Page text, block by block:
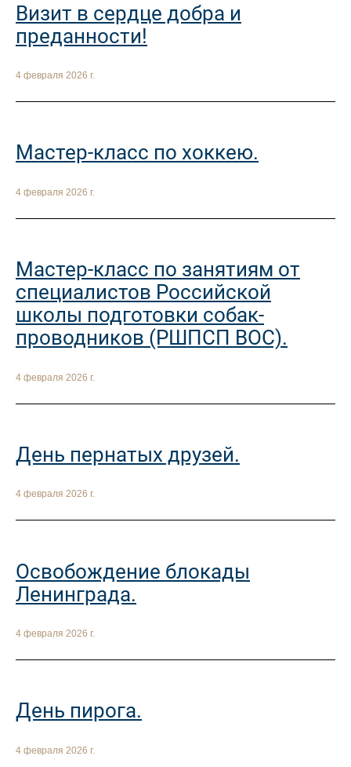
Визит в сердце добра и
преданности!
4 февраля 2026 г.
Мастер-класс по хоккею.
4 февраля 2026 г.
Мастер-класс по занятиям от
специалистов Российской
школы подготовки собак-
проводников (РШПСП ВОС).
4 февраля 2026 г.
День пернатых друзей.
4 февраля 2026 г.
Освобождение блокады
Ленинграда.
4 февраля 2026 г.
День пирога.
4 февраля 2026 г.